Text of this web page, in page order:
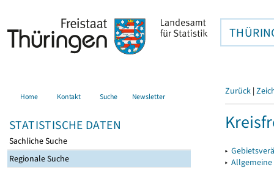
Home Kontakt Suche Newsletter
STATISTISCHE DATEN
Sachliche Suche
Regionale Suche
Zurück |
▸
▸